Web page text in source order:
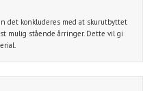
det konkluderes med at skurutbyttet
mulig stående årringer. Dette vil gi